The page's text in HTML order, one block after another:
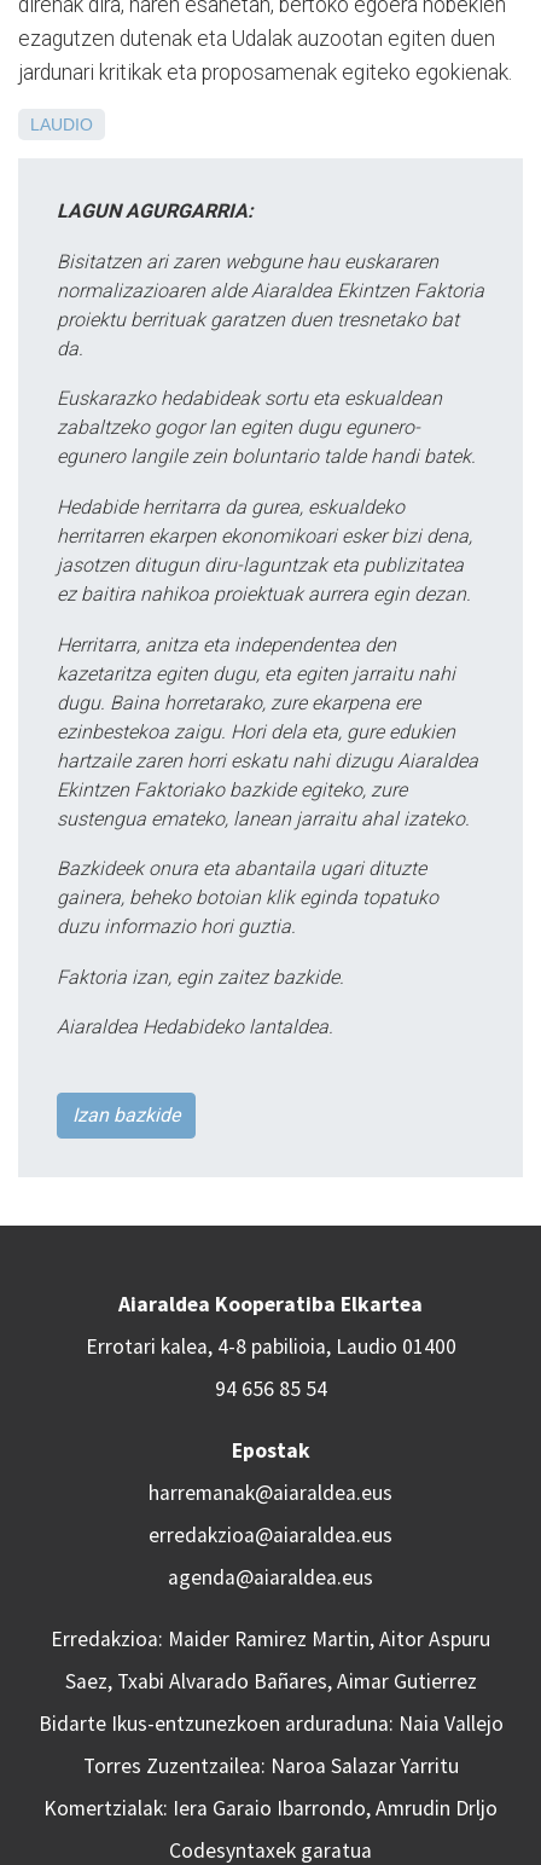
ezagutzen dutenak eta Udalak auzootan egiten duen
jardunari kritikak eta proposamenak egiteko egokienak.
LAUDIO
LAGUN AGURGARRIA:
Bisitatzen ari zaren webgune hau euskararen
normalizazioaren alde Aiaraldea Ekintzen Faktoria
proiektu berrituak garatzen duen tresnetako bat
da.
Euskarazko hedabideak sortu eta eskualdean
zabaltzeko gogor lan egiten dugu egunero-
egunero langile zein boluntario talde handi batek.
Hedabide herritarra da gurea, eskualdeko
herritarren ekarpen ekonomikoari esker bizi dena,
jasotzen ditugun diru-laguntzak eta publizitatea
ez baitira nahikoa proiektuak aurrera egin dezan.
Herritarra, anitza eta independentea den
kazetaritza egiten dugu, eta egiten jarraitu nahi
dugu. Baina horretarako, zure ekarpena ere
ezinbestekoa zaigu. Hori dela eta, gure edukien
hartzaile zaren horri eskatu nahi dizugu Aiaraldea
Ekintzen Faktoriako bazkide egiteko, zure
sustengua emateko, lanean jarraitu ahal izateko.
Bazkideek onura eta abantaila ugari dituzte
gainera, beheko botoian klik eginda topatuko
duzu informazio hori guztia.
Faktoria izan, egin zaitez bazkide.
Aiaraldea Hedabideko lantaldea.
Izan bazkide
Aiaraldea Kooperatiba Elkartea
Errotari kalea, 4-8 pabilioia, Laudio 01400
94 656 85 54
Epostak
harremanak@aiaraldea.eus
erredakzioa@aiaraldea.eus
agenda@aiaraldea.eus
Erredakzioa: Maider Ramirez Martin, Aitor Aspuru
Saez, Txabi Alvarado Bañares, Aimar Gutierrez
Bidarte Ikus-entzunezkoen arduraduna: Naia Vallejo
Torres Zuzentzailea: Naroa Salazar Yarritu
Komertzialak: Iera Garaio Ibarrondo, Amrudin Drljo
Codesyntaxek garatua